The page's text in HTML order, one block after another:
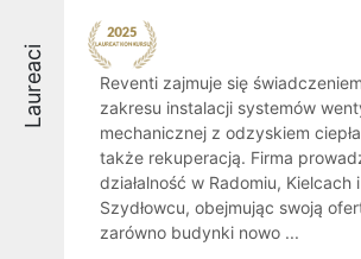
Laureaci
Reventi zajmuje się
zakresu instalacji systemów
mechanicznej z odzyskiem
także rekuperacją. Firma
działalność w Radomiu, Kielcach i
Szydłowcu, obejmując swoją
zarówno budynki nowo ...